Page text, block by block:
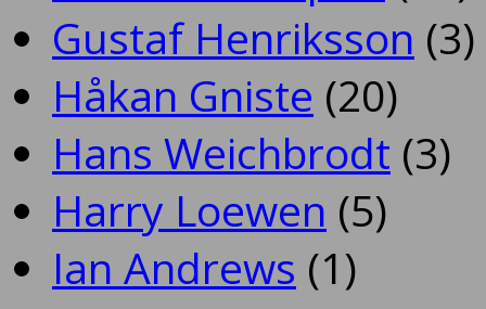
Gustaf Henriksson (3)
Håkan Gniste (20)
Hans Weichbrodt (3)
Harry Loewen (5)
Ian Andrews (1)